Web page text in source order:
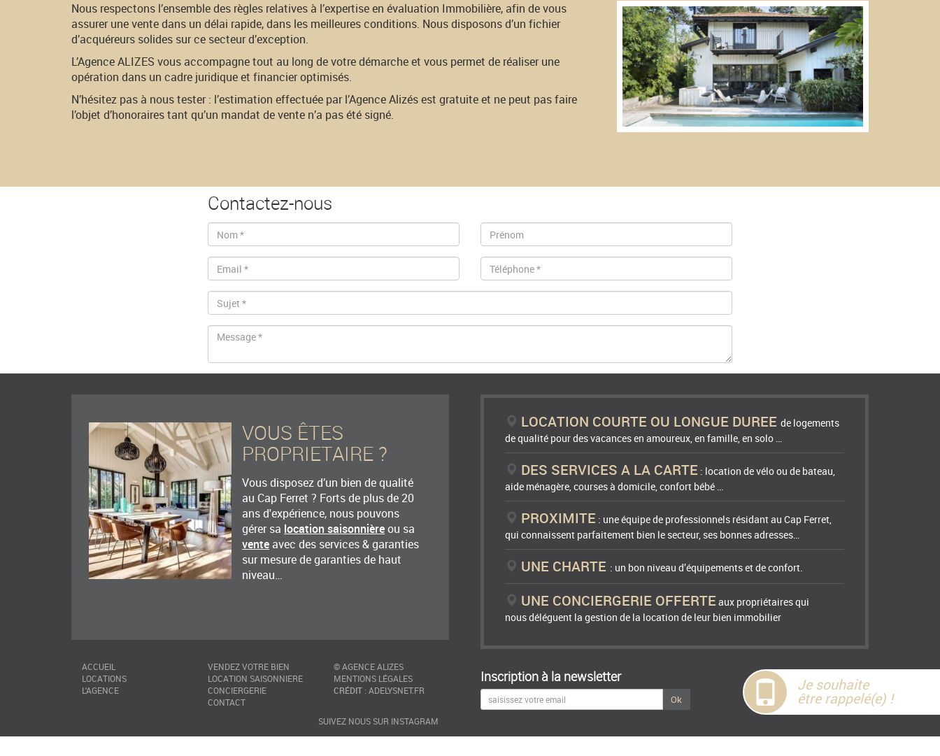
Nous respectons l’ensemble des règles relatives à l’expertise en évaluation Immobilière, afin de vous
assurer une vente dans un délai rapide, dans les meilleures conditions. Nous disposons d’un fichier
d’acquéreurs solides sur ce secteur d’exception.
L’Agence ALIZES vous accompagne tout au long de votre démarche et vous permet de réaliser une
opération dans un cadre juridique et financier optimisés.
N’hésitez pas à nous tester : l’estimation effectuée par l’Agence Alizés est gratuite et ne peut pas faire
l’objet d’honoraires tant qu’un mandat de vente n’a pas été signé.
Contactez-nous
LOCATION COURTE OU LONGUE DUREE de logements
de qualité pour des vacances en amoureux, en famille, en solo …
DES SERVICES A LA CARTE : location de vélo ou de bateau,
aide ménagère, courses à domicile, confort bébé …
PROXIMITE : une équipe de professionnels résidant au Cap Ferret,
qui connaissent parfaitement bien le secteur, ses bonnes adresses…
UNE CHARTE : un bon niveau d’équipements et de confort.
UNE CONCIERGERIE OFFERTE aux propriétaires qui
nous déléguent la gestion de la location de leur bien immobilier
Inscription à la newsletter
Ok
VOUS ÊTES
PROPRIETAIRE ?
Vous disposez d’un bien de qualité
au Cap Ferret ? Forts de plus de 20
ans d'expérience, nous pouvons
gérer sa location saisonnièreou sa
vente avec des services & garanties
sur mesure de garanties de haut
niveau…
ACCUEIL
LOCATIONS
L'AGENCE
VENDEZ VOTRE BIEN
LOCATION SAISONNIERE
CONCIERGERIE
CONTACT
©AGENCE ALIZES
MENTIONS LÉGALES
CRÉDIT : ADELYSNET.FR
SUIVEZ NOUS SUR INSTAGRAM
Je souhaite
être rappelé(e) !